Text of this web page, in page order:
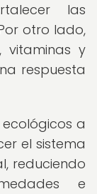
las
otro lado,
vitaminas y
respuesta
a
el sistema
reduciendo
e